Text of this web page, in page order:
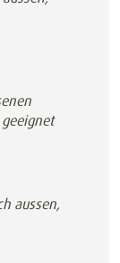
aussen,